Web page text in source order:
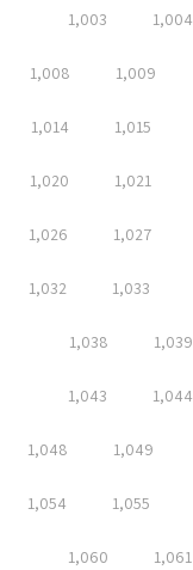
1,003 1,004
1,008 1,009
1,014 1,015
1,020 1,021
1,026 1,027
1,032 1,033
1,038 1,039
1,043 1,044
1,048 1,049
1,054 1,055
1,060 1,061